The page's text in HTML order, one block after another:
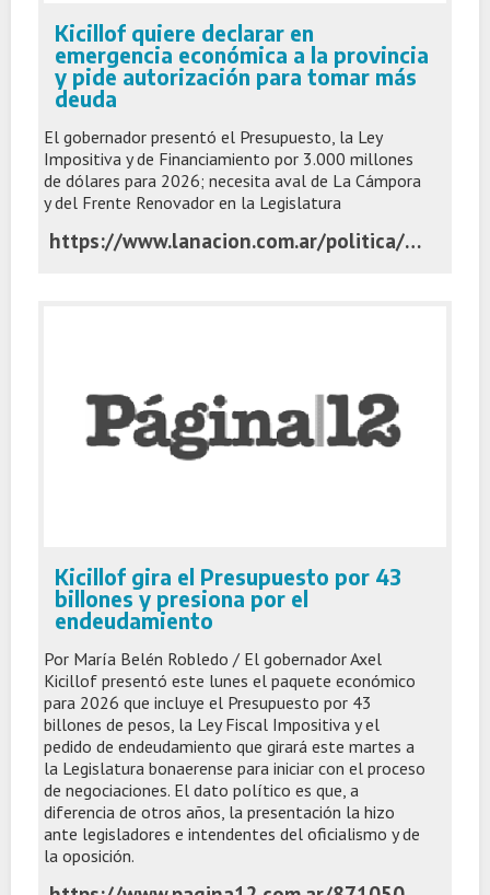
Kicillof quiere declarar en
emergencia económica a la provincia
y pide autorización para tomar más
deuda
El gobernador presentó el Presupuesto, la Ley
Impositiva y de Financiamiento por 3.000 millones
de dólares para 2026; necesita aval de La Cámpora
y del Frente Renovador en la Legislatura
https://www.lanacion.com.ar/politica/kicillof-quiere-declarar-en-emergencia-economica-a-la-provincia-y-pide-autorizacion-para-tomar-mas-nid03112025/
Kicillof gira el Presupuesto por 43
billones y presiona por el
endeudamiento
Por María Belén Robledo / El gobernador Axel
Kicillof presentó este lunes el paquete económico
para 2026 que incluye el Presupuesto por 43
billones de pesos, la Ley Fiscal Impositiva y el
pedido de endeudamiento que girará este martes a
la Legislatura bonaerense para iniciar con el proceso
de negociaciones. El dato político es que, a
diferencia de otros años, la presentación la hizo
ante legisladores e intendentes del oficialismo y de
la oposición.